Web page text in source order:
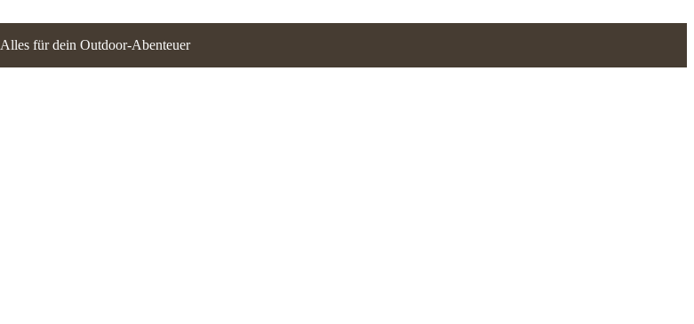
Alles für dein Outdoor-Abenteuer